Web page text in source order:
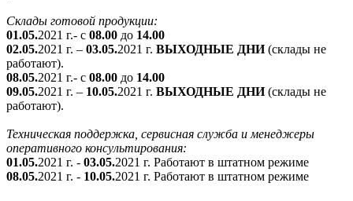
Склады готовой продукции:
01.05.2021 г.- с 08.00 до 14.00
02.05.2021 г. – 03.05.2021 г. ВЫХОДНЫЕ ДНИ(склады не
работают).
08.05.2021 г.- с 08.00 до 14.00
09.05.2021 г. – 10.05.2021 г. ВЫХОДНЫЕ ДНИ(склады не
работают).
Техническая поддержка, сервисная служба и менеджеры
оперативного консультирования:
01.05.2021 г. - 03.05.2021 г. Работают в штатном режиме
08.05.2021 г. - 10.05.2021 г. Работают в штатном режиме